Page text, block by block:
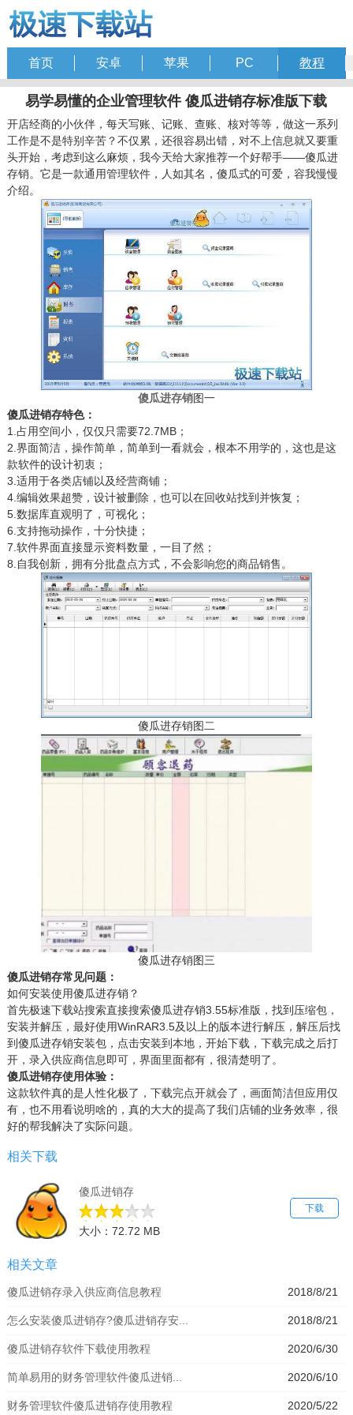
首页 安卓 苹果 PC 教程
易学易懂的企业管理软件 傻瓜进销存标准版下载
开店经商的小伙伴，每天写账、记账、查账、核对等等，做这一系列
工作是不是特别辛苦？不仅累，还很容易出错，对不上信息就又要重
头开始，考虑到这么麻烦，我今天给大家推荐一个好帮手——傻瓜进
存销。它是一款通用管理软件，人如其名，傻瓜式的可爱，容我慢慢
介绍。
傻瓜进存销图一
傻瓜进销存特色：
1. 占用空间小，仅仅只需要72.7MB；
2. 界面简洁，操作简单，简单到一看就会，根本不用学的，这也是这
款软件的设计初衷；
3. 适用于各类店铺以及经营商铺；
4. 编辑效果超赞，设计被删除，也可以在回收站找到并恢复；
5. 数据库直观明了，可视化；
6. 支持拖动操作，十分快捷；
7. 软件界面直接显示资料数量，一目了然；
8. 自我创新，拥有分批盘点方式，不会影响您的商品销售。
傻瓜进存销图二
傻瓜进存销图三
傻瓜进销存常见问题：
如何安装使用傻瓜进存销？
首先极速下载站搜索直接搜索傻瓜进存销3.55标准版，找到压缩包，
安装并解压，最好使用WinRAR3.5及以上的版本进行解压，解压后找
到傻瓜进存销安装包，点击安装到本地，开始下载，下载完成之后打
开，录入供应商信息即可，界面里面都有，很清楚明了。
傻瓜进销存使用体验：
这款软件真的是人性化极了，下载完点开就会了，画面简洁但应用仅
有，也不用看说明啥的，真的大大的提高了我们店铺的业务效率，很
好的帮我解决了实际问题。
相关下载
下载
傻瓜进销存
大小：72.72 MB
相关文章
2018/8/21
傻瓜进销存录入供应商信息教程
2018/8/21
怎么安装傻瓜进销存?傻瓜进销存安...
2020/6/30
傻瓜进销存软件下载使用教程
2020/6/10
简单易用的财务管理软件傻瓜进销...
2020/5/22
财务管理软件傻瓜进销存使用教程